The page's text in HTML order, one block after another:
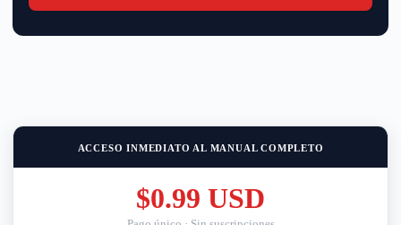
ACCESO INMEDIATO AL MANUAL COMPLETO
$0.99 USD